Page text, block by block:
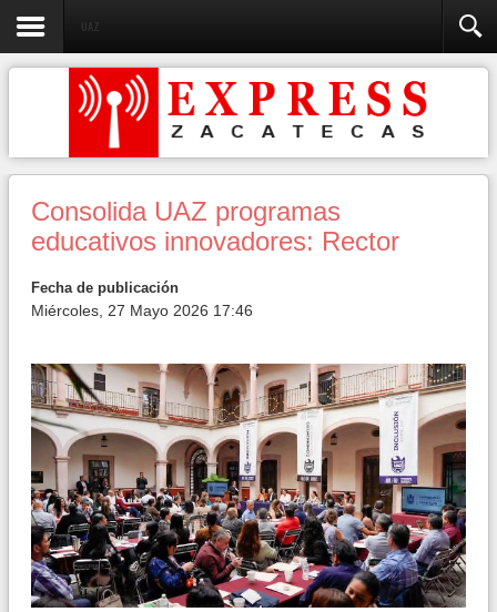
UAZ
Consolida UAZ programas
educativos innovadores: Rector
Fecha de publicación
Miércoles, 27 Mayo 2026 17:46